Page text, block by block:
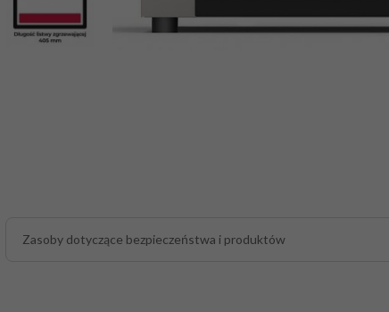
Zasoby dotyczące bezpieczeństwa i produktów